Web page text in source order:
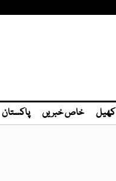
کھیل خاص خبریں پاکستان